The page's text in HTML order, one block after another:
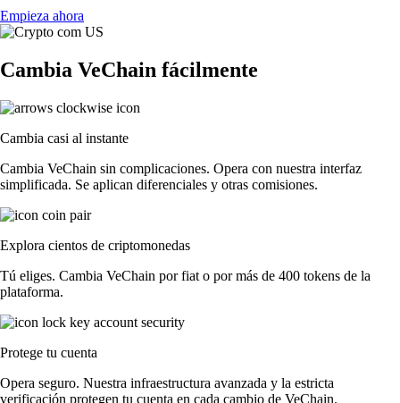
Empieza ahora
Cambia VeChain fácilmente
Cambia casi al instante
Cambia VeChain sin complicaciones. Opera con nuestra interfaz
simplificada. Se aplican diferenciales y otras comisiones.
Explora cientos de criptomonedas
Tú eliges. Cambia VeChain por fiat o por más de 400 tokens de la
plataforma.
Protege tu cuenta
Opera seguro. Nuestra infraestructura avanzada y la estricta
verificación protegen tu cuenta en cada cambio de VeChain.